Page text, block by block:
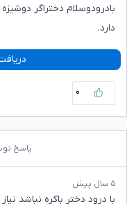
بادرودوسلام دختراگر
دارد.
۰
پاسخ
۵ سال پیش
با درود دختر باکره نباشد